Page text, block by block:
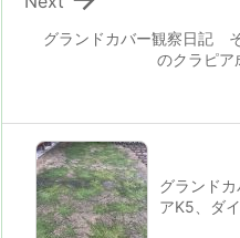
グランドカバー観察日記
のクラピア
グランド
アK5、ダ